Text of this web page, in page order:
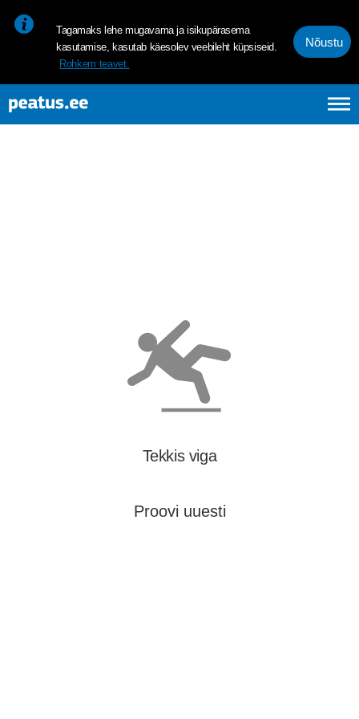
Tagamaks lehe mugavama ja isikupärasema
kasutamise, kasutab käesolev veebileht küpsiseid.
Rohkem teavet.
Nõustu
Tekkis viga
Proovi uuesti